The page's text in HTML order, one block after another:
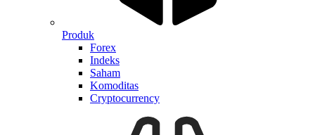
Produk
Forex
Indeks
Saham
Komoditas
Cryptocurrency